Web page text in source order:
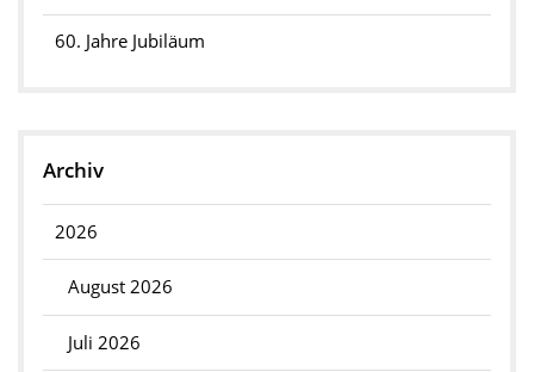
60. Jahre Jubiläum
Archiv
2026
August 2026
Juli 2026